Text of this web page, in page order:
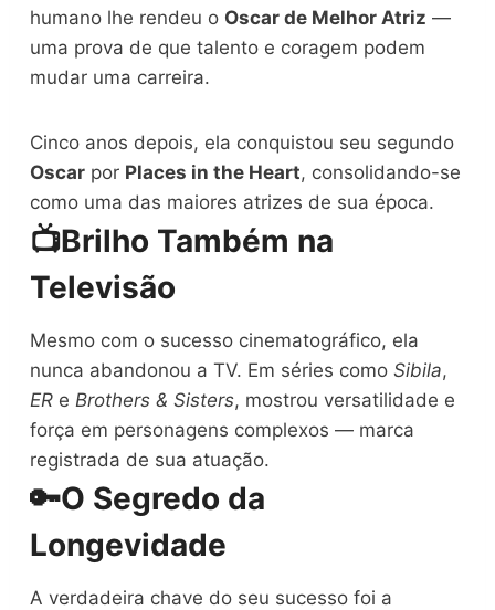
humano lhe rendeu o Oscar de Melhor Atriz —
uma prova de que talento e coragem podem
mudar uma carreira.
Cinco anos depois, ela conquistou seu segundo
Oscar por Places in the Heart, consolidando-se
como uma das maiores atrizes de sua época.
📺Brilho Também na
Televisão
Mesmo com o sucesso cinematográfico, ela
nunca abandonou a TV. Em séries comoSibila,
ER e Brothers & Sisters, mostrou versatilidade e
força em personagens complexos — marca
registrada de sua atuação.
🔑O Segredo da
Longevidade
A verdadeira chave do seu sucesso foi a